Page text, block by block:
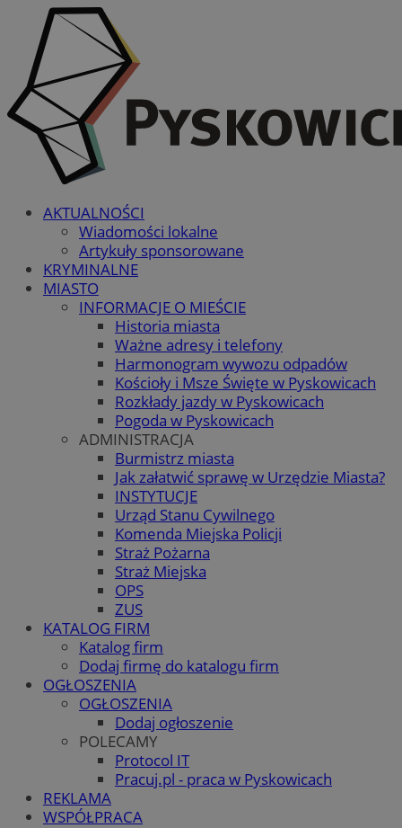
AKTUALNOŚCI
Wiadomości lokalne
Artykuły sponsorowane
KRYMINALNE
MIASTO
INFORMACJE O MIEŚCIE
Historia miasta
Ważne adresy i telefony
Harmonogram wywozu odpadów
Kościoły i Msze Święte w Pyskowicach
Rozkłady jazdy w Pyskowicach
Pogoda w Pyskowicach
ADMINISTRACJA
Burmistrz miasta
Jak załatwić sprawę w Urzędzie Miasta?
INSTYTUCJE
Urząd Stanu Cywilnego
Komenda Miejska Policji
Straż Pożarna
Straż Miejska
OPS
ZUS
KATALOG FIRM
Katalog firm
Dodaj firmę do katalogu firm
OGŁOSZENIA
OGŁOSZENIA
Dodaj ogłoszenie
POLECAMY
Protocol IT
Pracuj.pl - praca w Pyskowicach
REKLAMA
WSPÓŁPRACA